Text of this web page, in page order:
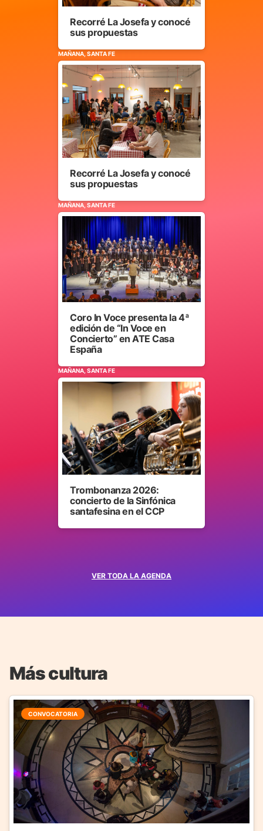
VER TODA LA AGENDA
Recorré La Josefa y conocé
sus propuestas
MAÑANA, SANTA FE
Recorré La Josefa y conocé
sus propuestas
MAÑANA, SANTA FE
Coro In Voce presenta la 4ª
edición de “In Voce en
Concierto” en ATE Casa
España
MAÑANA, SANTA FE
Trombonanza 2026:
concierto de la Sinfónica
santafesina en el CCP
Más cultura
CONVOCATORIA